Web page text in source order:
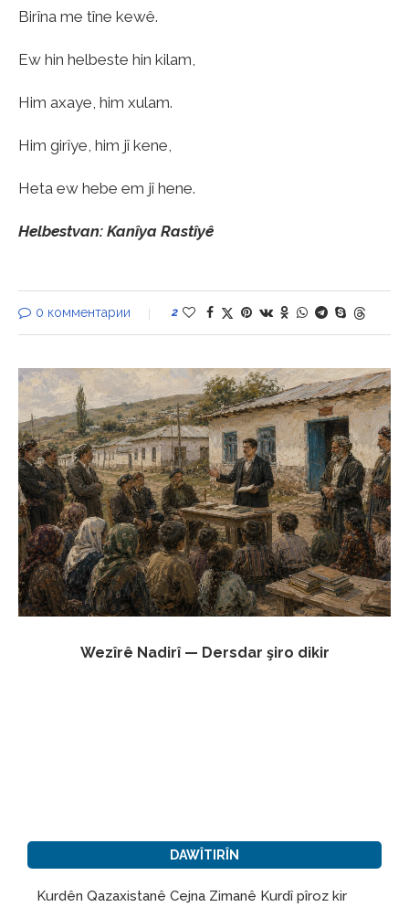
Birîna me tîne kewê.
Ew hin helbeste hin kilam,
Him axaye, him xulam.
Him girîye, him jî kene,
Heta ew hebe em jî hene.
Helbestvan: Kanîya Rastîyê
0 комментарии 2
Wezîrê Nadirî — Dersdar şiro dikir
DAWÎTIRÎN
Kurdên Qazaxistanê Cejna Zimanê Kurdî pîroz kir